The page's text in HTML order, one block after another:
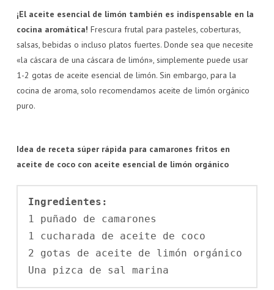
¡El aceite esencial de limón también es indispensable en la
cocina aromática! Frescura frutal para pasteles, coberturas,
salsas, bebidas o incluso platos fuertes. Donde sea que necesite
«la cáscara de una cáscara de limón», simplemente puede usar
1-2 gotas de aceite esencial de limón. Sin embargo, para la
cocina de aroma, solo recomendamos aceite de limón orgánico
puro.
Idea de receta súper rápida para camarones fritos en
aceite de coco con aceite esencial de limón orgánico
Ingredientes:
1 puñado de camarones
1 cucharada de aceite de coco
2 gotas de aceite de limón orgánico
Una pizca de sal marina